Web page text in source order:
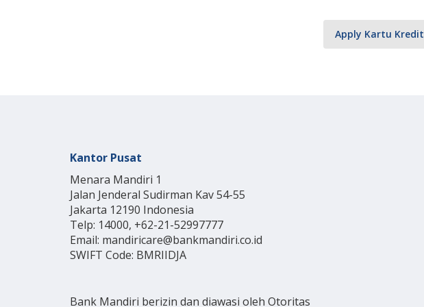
Apply Kartu Kredit
Kantor Pusat
Menara Mandiri 1
Jalan Jenderal Sudirman Kav 54-55
Jakarta 12190 Indonesia
Telp: 14000, +62-21-52997777
Email: mandiricare@bankmandiri.co.id
SWIFT Code: BMRIIDJA
Bank Mandiri berizin dan diawasi oleh Otoritas